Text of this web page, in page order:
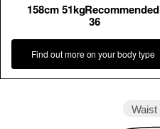
158cm 51kgRecommended
36
Find out more on your body type
Waist